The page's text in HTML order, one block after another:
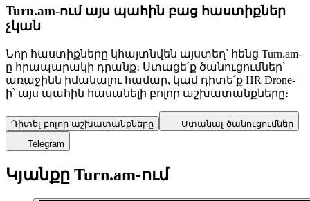
Turn.am-ում այս պահին բաց հաստիքներ
չկան
Նոր հաստիքները կհայտնվեն այստեղ՝ հենց Turn.am-
ը հրապարակի դրանք։ Ստացե՛ք ծանուցումներ՝
առաջինն իմանալու համար, կամ դիտե՛ք HR Drone-
ի՝ այս պահին հասանելի բոլոր աշխատանքները։
Դիտել բոլոր աշխատանքները
Ստանալ ծանուցումներ
Telegram
Կյանքը Turn.am-ում